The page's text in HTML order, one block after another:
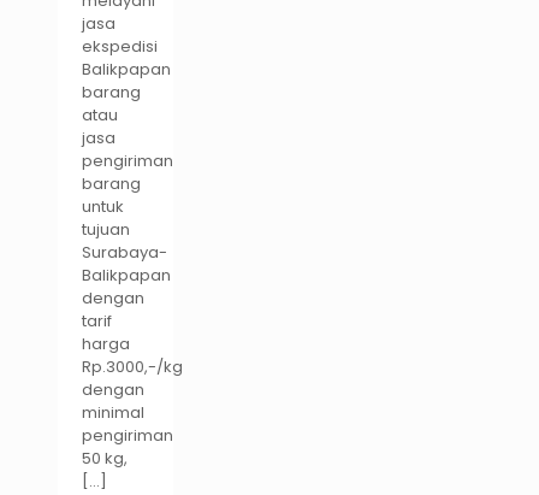
jasa
ekspedisi
Balikpapan
barang
atau
jasa
pengiriman
barang
untuk
tujuan
Surabaya-
Balikpapan
dengan
tarif
harga
Rp.3000,-/kg
dengan
minimal
pengiriman
50 kg,
[…]